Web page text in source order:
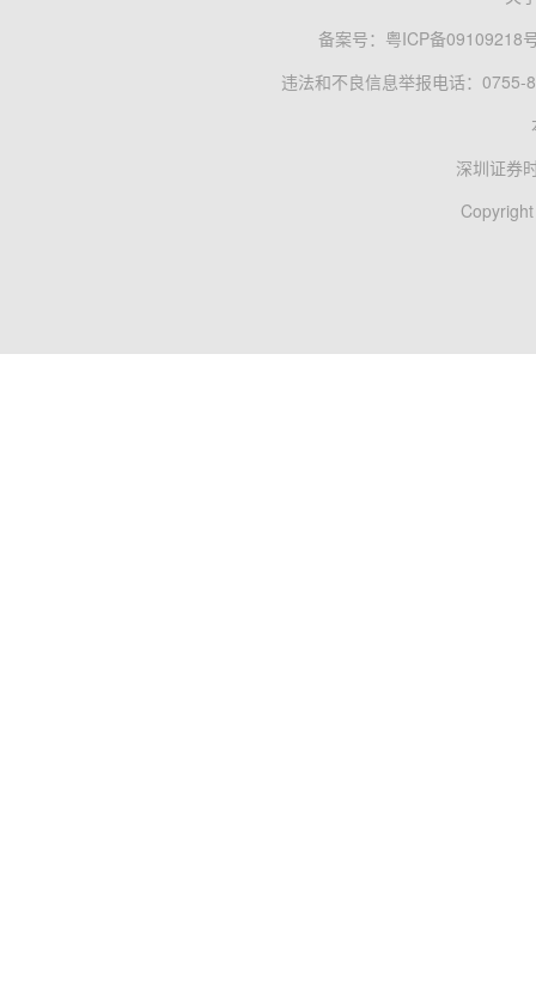
备案号： 粤ICP备09109218
违法和不良信息举报电话：0755-
深圳证券